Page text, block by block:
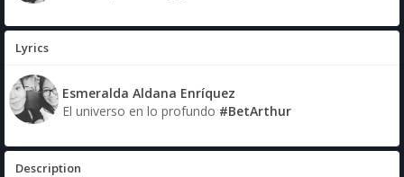
Lyrics
Esmeralda Aldana Enríquez
El universo en lo profundo #BetArthur
Description